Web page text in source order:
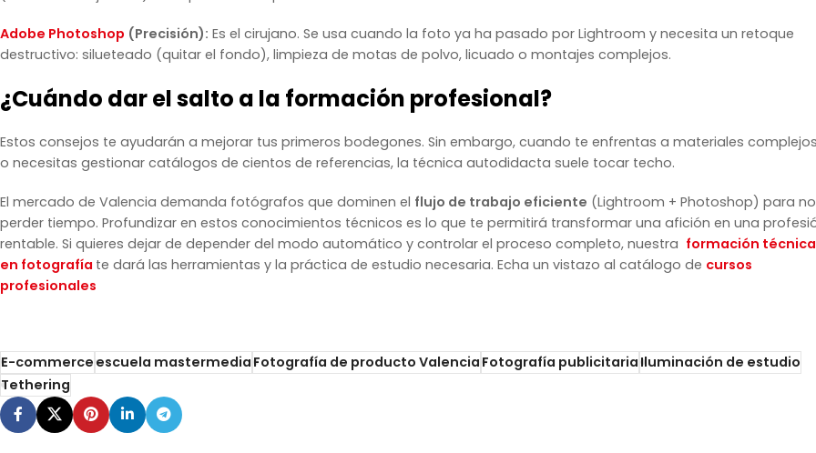
Adobe Photoshop (Precisión): Es el cirujano. Se usa cuando la foto ya ha pasado por Lightroom y necesita un retoque
destructivo: silueteado (quitar el fondo), limpieza de motas de polvo, licuado o montajes complejos.
¿Cuándo dar el salto a la formación profesional?
Estos consejos te ayudarán a mejorar tus primeros bodegones. Sin embargo, cuando te enfrentas a materiales
o necesitas gestionar catálogos de cientos de referencias, la técnica autodidacta suele tocar techo.
El mercado de Valencia demanda fotógrafos que dominen el flujo de trabajo eficiente (Lightroom + Photoshop) para no
perder tiempo. Profundizar en estos conocimientos técnicos es lo que te permitirá transformar una afición en una
rentable. Si quieres dejar de depender del modo automático y controlar el proceso completo, nuestra formación técnica
en fotografía te dará las herramientas y la práctica de estudio necesaria. Echa un vistazo al catálogo de cursos
profesionales
E-commerceescuela mastermediaFotografía de producto ValenciaFotografía publicitariaIluminación de estudio
Tethering